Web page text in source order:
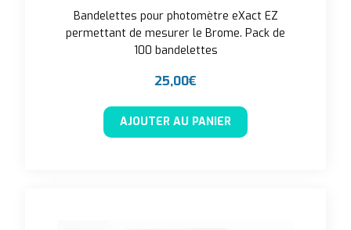
Bandelettes pour photomètre eXact EZ
permettant de mesurer le Brome. Pack de
100 bandelettes
25,00€
AJOUTER AU PANIER